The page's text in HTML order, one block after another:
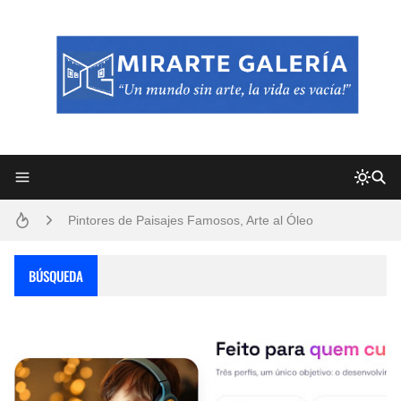
Pintores de Paisajes Famosos, Arte al Óleo
Convocatoria exposición itinerante "SEMILLAS DE ARMONÍA 2025"
San Valentín Dibujos a Lápiz del 14 de Febrero
BÚSQUEDA